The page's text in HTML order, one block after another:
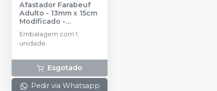
Afastador Farabeuf
Adulto - 13mm x 15cm
Modificado -
QUINELATO
Embalagem com 1
unidade.
Esgotado
Pedir via Whatsapp